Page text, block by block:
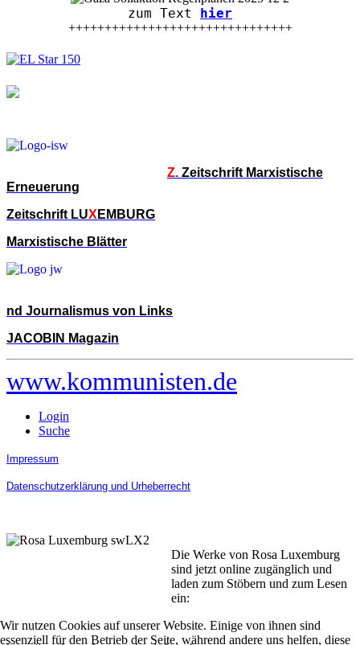
zum Text hier
+++++++++++++++++++++++++++++++
Z. Zeitschrift Marxistische
Erneuerung
Zeitschrift LUX EMBURG
Marxistische Blätter
nd Journalismus von Links
JACOBIN Magazin
www.kommunisten.de
Login
Suche
Impressum
Datenschutzerklärung und Urheberrecht
Die Werke von Rosa Luxemburg
sind jetzt online zugänglich und
laden zum Stöbern und zum Lesen
ein:
Wir nutzen Cookies auf unserer Website. Einige von ihnen sind
essenziell für den Betrieb der Seite, während andere uns helfen, diese